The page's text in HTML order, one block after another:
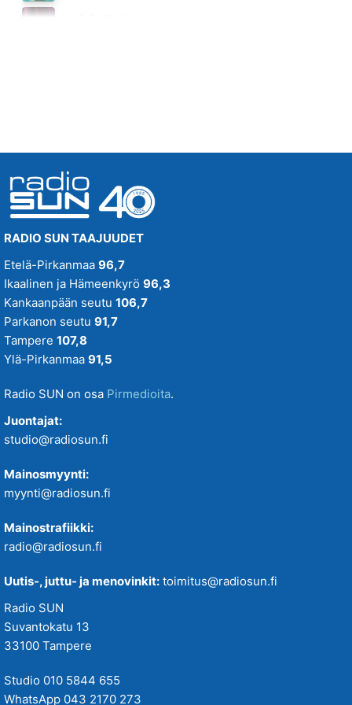
RADIO SUN TAAJUUDET
Etelä-Pirkanmaa 96,7
Ikaalinen ja Hämeenkyrö 96,3
Kankaanpään seutu 106,7
Parkanon seutu 91,7
Tampere 107,8
Ylä-Pirkanmaa 91,5
Radio SUN on osa Pirmedioita.
Juontajat:
studio@radiosun.fi
Mainosmyynti:
myynti@radiosun.fi
Mainostrafiikki:
radio@radiosun.fi
Uutis-, juttu- ja menovinkit: toimitus@radiosun.fi
Radio SUN
Suvantokatu 13
33100 Tampere
Studio 010 5844 655
WhatsApp 043 2170 273